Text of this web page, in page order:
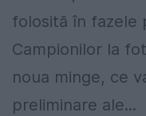
folosită în fazele
Campionilor la
noua minge, ce
preliminare ale...